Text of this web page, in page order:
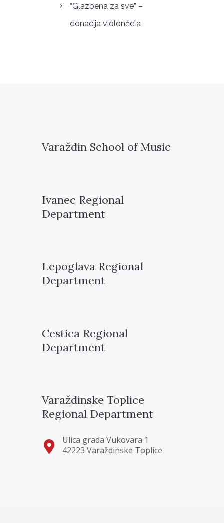
“Glazbena za sve” –
donacija violončela
Varaždin School of Music
Ivanec Regional
Department
Lepoglava Regional
Department
Cestica Regional
Department
Varaždinske Toplice
Regional Department
Ulica grada Vukovara 1
42223 Varaždinske Toplice